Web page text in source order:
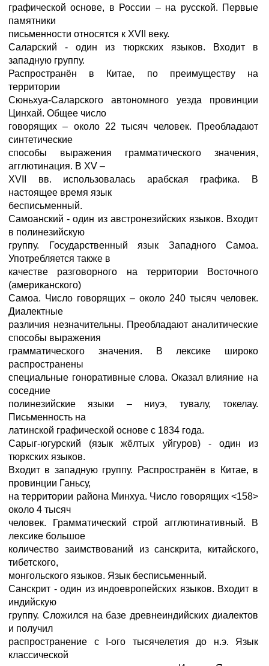
графической основе, в России – на русской. Первые
памятники
письменности относятся к XVII веку.
Саларский - один из тюркских языков. Входит в
западную группу.
Распространён в Китае, по преимуществу на
территории
Сюньхуа-Саларского автономного уезда провинции
Цинхай. Общее число
говорящих – около 22 тысяч человек. Преобладают
синтетические
способы выражения грамматического значения,
агглютинация. В XV –
XVII вв. использовалась арабская графика. В
настоящее время язык
бесписьменный.
Самоанский - один из австронезийских языков. Входит
в полинезийскую
группу. Государственный язык Западного Самоа.
Употребляется также в
качестве разговорного на территории Восточного
(американского)
Самоа. Число говорящих – около 240 тысяч человек.
Диалектные
различия незначительны. Преобладают аналитические
способы выражения
грамматического значения. В лексике широко
распространены
специальные гоноративные слова. Оказал влияние на
соседние
полинезийские языки – ниуэ, тувалу, токелау.
Письменность на
латинской графической основе с 1834 года.
Сарыг-югурский (язык жёлтых уйгуров) - один из
тюркских языков.
Входит в западную группу. Распространён в Китае, в
провинции Ганьсу,
на территории района Минхуа. Число говорящих <158>
около 4 тысяч
человек. Грамматический строй агглютинативный. В
лексике большое
количество заимствований из санскрита, китайского,
тибетского,
монгольского языков. Язык бесписьменный.
Санскрит - один из индоевропейских языков. Входит в
индийскую
группу. Сложился на базе древнеиндийских диалектов
и получил
распространение с I-ого тысячелетия до н.э. Язык
классической